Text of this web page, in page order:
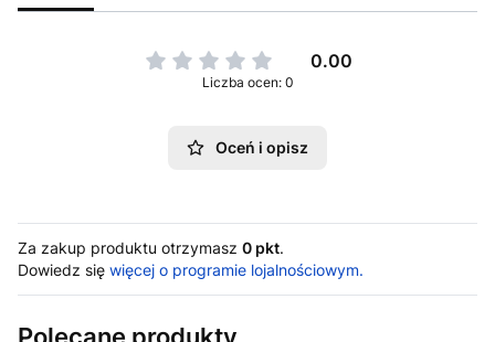
0.00
Liczba ocen: 0
Oceń i opisz
Za zakup produktu otrzymasz 0 pkt.
Dowiedz się więcej o programie lojalnościowym.
Polecane produkty